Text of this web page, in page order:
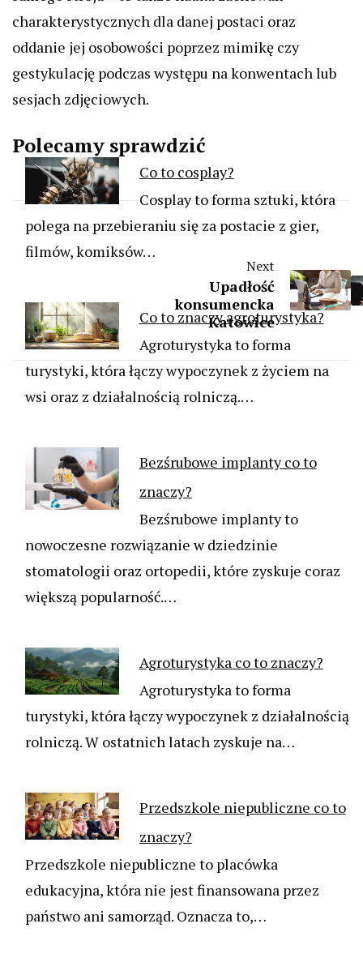
charakterystycznych dla danej postaci oraz
oddanie jej osobowości poprzez mimikę czy
gestykulację podczas występu na konwentach lub
sesjach zdjęciowych.
Polecamy sprawdzić
Co to cosplay?
Cosplay to forma sztuki, która
polega na przebieraniu się za postacie z gier,
filmów, komiksów…
Co to znaczy agroturystyka?
Agroturystyka to forma
turystyki, która łączy wypoczynek z życiem na
wsi oraz z działalnością rolniczą.…
Bezśrubowe implanty co to
znaczy?
Bezśrubowe implanty to
nowoczesne rozwiązanie w dziedzinie
stomatologii oraz ortopedii, które zyskuje coraz
większą popularność.…
Agroturystyka co to znaczy?
Agroturystyka to forma
turystyki, która łączy wypoczynek z działalnością
rolniczą. W ostatnich latach zyskuje na…
Przedszkole niepubliczne co to
znaczy?
Przedszkole niepubliczne to placówka
edukacyjna, która nie jest finansowana przez
państwo ani samorząd. Oznacza to,…
Next
Upadłość
konsumencka
Katowice